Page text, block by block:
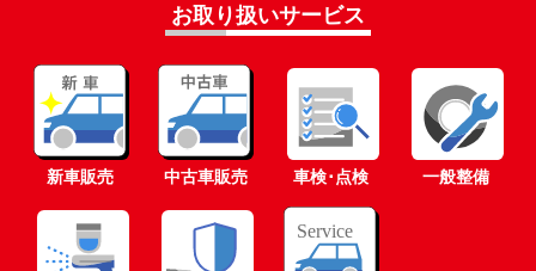
お取り扱いサービス
新車販売 中古車販売 車検･点検 一般整備